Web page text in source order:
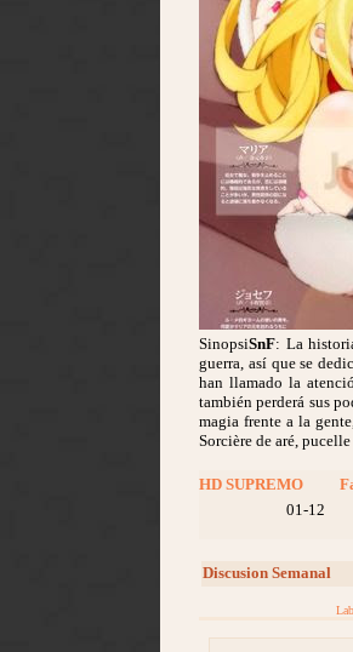
SinopsiSnF: La
guerra, así que se
han llamado la
también perderá sus
magia frente a la
Sorcière de aré,
HD SUPREMO
01-12
Discusion Semanal